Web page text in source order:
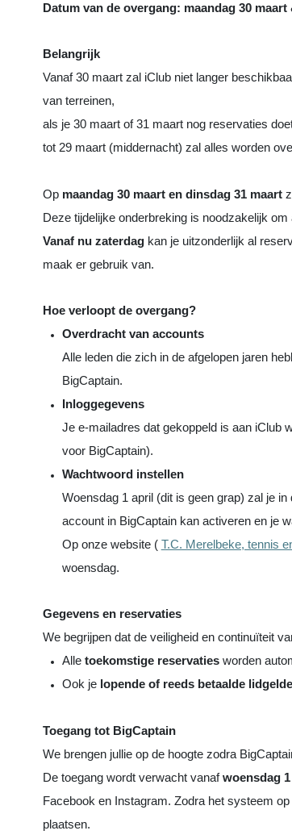
Datum van de overgang: maandag 30
Belangrijk
Vanaf 30 maart zal iClub niet langer
van terreinen,
als je 30 maart of 31 maart nog reservaties
tot 29 maart (middernacht) zal alles worden
Op maandag 30 maart en dinsdag 31 maart
Deze tijdelijke onderbreking is noodzakelijk
Vanaf nu zaterdagkan je uitzonderlijk al
maak er gebruik van.
Hoe verloopt de overgang?
Overdracht van accounts
Alle leden die zich in de afgelopen jaren
BigCaptain.
Inloggegevens
Je e-mailadres dat gekoppeld is aan iClub
voor BigCaptain).
Wachtwoord instellen
Woensdag 1 april (dit is geen grap) zal je
account in BigCaptain kan activeren en je
Op onze website ( T.C. Merelbeke, tennis
woensdag.
Gegevens en reservaties
We begrijpen dat de veiligheid en continuïteit
Alle toekomstige reservatiesworden
Ook je lopende of reeds betaalde
Toegang tot BigCaptain
We brengen jullie op de hoogte zodra
De toegang wordt verwacht vanafwoensdag
Facebook en Instagram. Zodra het systeem
plaatsen.